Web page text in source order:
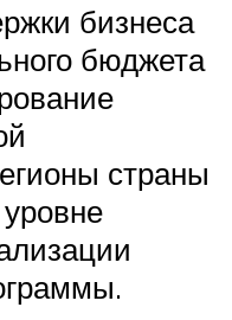
бизнеса
бюджета
страны